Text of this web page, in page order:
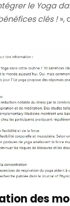
le Yoga
clés !»,
des